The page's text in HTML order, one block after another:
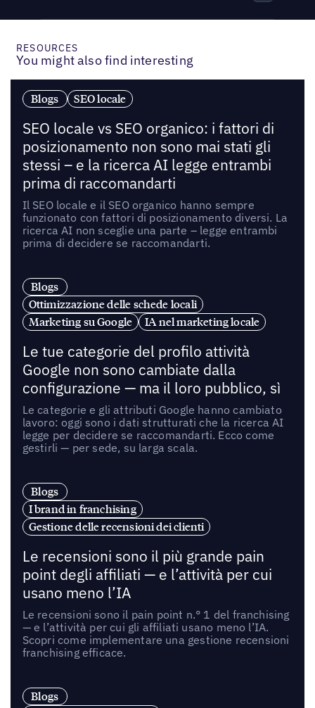
RESOURCES
You might also find interesting
Blogs SEO locale
SEO locale vs SEO organico: i fattori di
posizionamento non sono mai stati gli
stessi – e la ricerca AI legge entrambi
prima di raccomandarti
Il SEO locale e il SEO organico hanno sempre
funzionato con fattori di posizionamento diversi. La
ricerca AI non sceglie una parte – legge entrambi
prima di decidere se raccomandarti.
Blogs
Ottimizzazione delle schede locali
Marketing su Google
IA nel marketing locale
Le tue categorie del profilo attività
Google non sono cambiate dalla
configurazione — ma il loro pubblico, sì
Le categorie e gli attributi Google hanno cambiato
lavoro: oggi sono i dati strutturati che la ricerca AI
legge per decidere se raccomandarti. Ecco come
gestirli — per sede, su larga scala.
Blogs
I brand in franchising
Gestione delle recensioni dei clienti
Le recensioni sono il più grande pain
point degli affiliati — e l’attività per cui
usano meno l’IA
Le recensioni sono il pain point n.° 1 del franchising
— e l’attività per cui gli affiliati usano meno l’IA.
Scopri come implementare una gestione recensioni
franchising efficace.
Blogs